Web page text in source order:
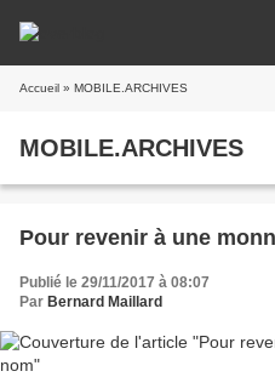
Accueil » MOBILE.ARCHIVES
MOBILE.ARCHIVES
Pour revenir à une
Publié le 29/11/2017 à 08:07
Par Bernard Maillard